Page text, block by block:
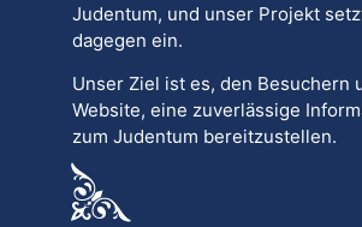
Judentum, und unser Projekt
dagegen ein.
Unser Ziel ist es, den Besuchern
Website, eine zuverlässige
zum Judentum bereitzustellen.